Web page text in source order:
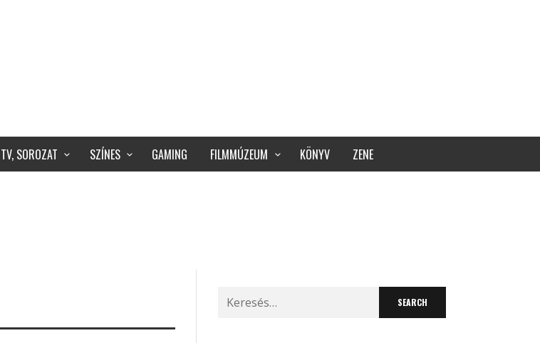
TV, SOROZAT SZÍNES GAMING FILMMÚZEUM KÖNYV ZENE
Search
for: